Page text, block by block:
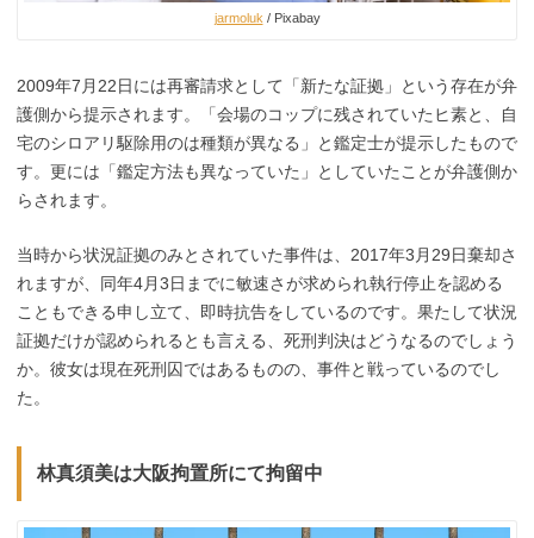
jarmoluk/ Pixabay
2009年7月22日には再審請求として「新たな証拠」という存在が弁
護側から提示されます。「会場のコップに残されていたヒ素と、自
宅のシロアリ駆除用のは種類が異なる」と鑑定士が提示したもので
す。更には「鑑定方法も異なっていた」としていたことが弁護側か
らされます。
当時から状況証拠のみとされていた事件は、2017年3月29日棄却さ
れますが、同年4月3日までに敏速さが求められ執行停止を認める
こともできる申し立て、即時抗告をしているのです。果たして状況
証拠だけが認められるとも言える、死刑判決はどうなるのでしょう
か。彼女は現在死刑囚ではあるものの、事件と戦っているのでし
た。
林真須美は大阪拘置所にて拘留中